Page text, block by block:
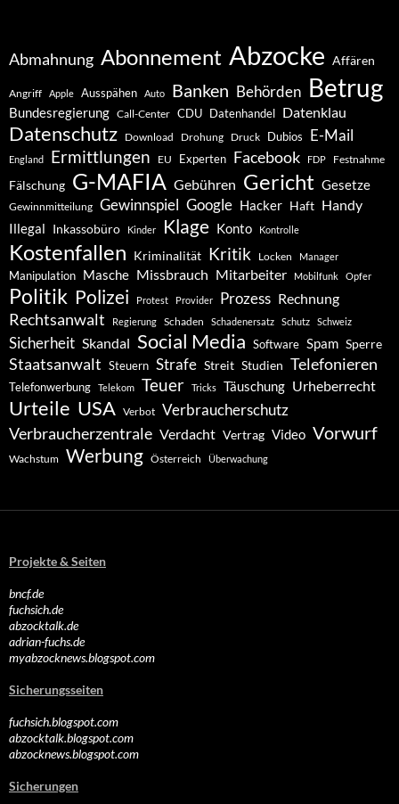
Abmahnung Abonnement Abzocke Affären
Angriff Apple Ausspähen Auto Banken Behörden Betrug
Bundesregierung Call-Center CDU Datenhandel Datenklau
Datenschutz Download Drohung Druck Dubios E-Mail
England Ermittlungen EU Experten Facebook FDP Festnahme
Fälschung G-MAFIA Gebühren Gericht Gesetze
Gewinnmitteilung Gewinnspiel Google Hacker Haft Handy
Illegal Inkassobüro Kinder Klage Konto Kontrolle
Kostenfallen Kriminalität Kritik Locken Manager
Manipulation Masche Missbrauch Mitarbeiter Mobilfunk Opfer
Politik Polizei Protest Provider Prozess Rechnung
Rechtsanwalt Regierung Schaden Schadenersatz Schutz Schweiz
Sicherheit Skandal Social Media Software Spam Sperre
Staatsanwalt Steuern Strafe Streit Studien Telefonieren
Telefonwerbung Telekom Teuer Tricks Täuschung Urheberrecht
Urteile USA Verbot Verbraucherschutz
Verbraucherzentrale Verdacht Vertrag Video Vorwurf
Wachstum Werbung Österreich Überwachung
Projekte & Seiten
bncf.de
fuchsich.de
abzocktalk.de
adrian-fuchs.de
myabzocknews.blogspot.com
Sicherungsseiten
fuchsich.blogspot.com
abzocktalk.blogspot.com
abzocknews.blogspot.com
Sicherungen